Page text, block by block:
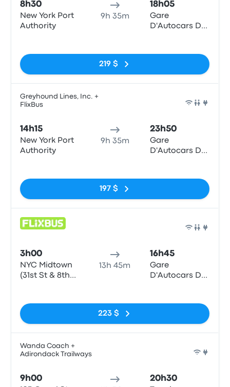
8h30
New York Port
Authority
9h 35m
18h05
Gare
D'Autocars De
219 $
Greyhound Lines, Inc. +
FlixBus
14h15
New York Port
Authority
9h 35m
23h50
Gare
D'Autocars De
197 $
3h00
NYC Midtown
(31st St & 8th
13h 45m
16h45
Gare
D'Autocars De
223 $
Wanda Coach +
Adirondack Trailways
9h00 20h30